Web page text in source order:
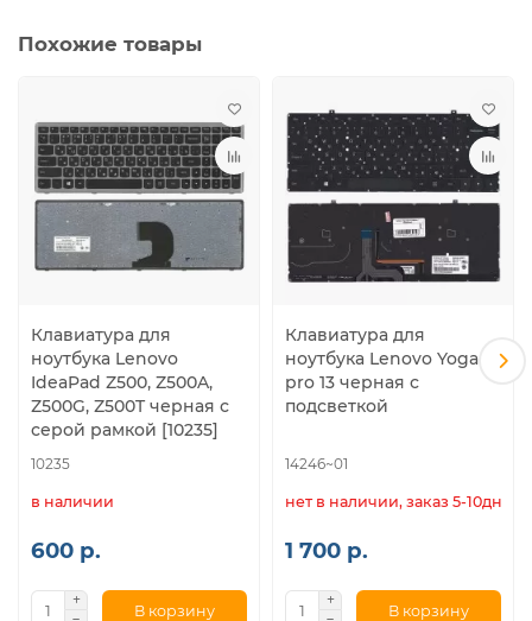
Похожие товары
Клавиатура для
ноутбука Lenovo
IdeaPad Z500, Z500A,
Z500G, Z500T черная с
серой рамкой [10235]
10235
в наличии
600 р.
В корзину
Клавиатура для
ноутбука Lenovo Yoga 2
pro 13 черная с
подсветкой
14246~01
нет в наличии, заказ 5-10дн.
1 700 р.
В корзину